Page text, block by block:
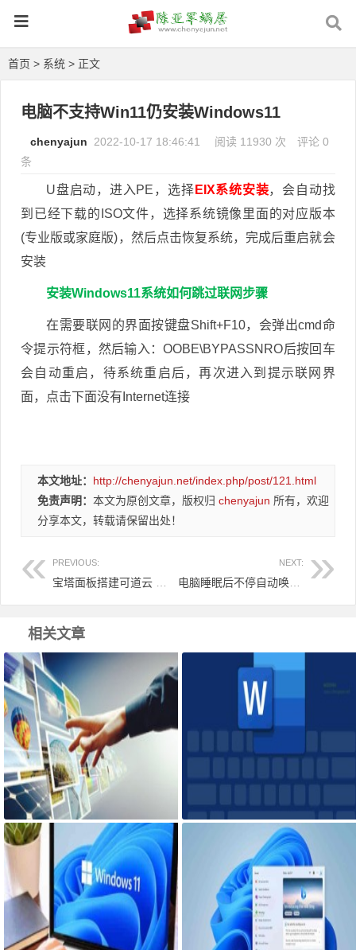
首页 > 系统 > 正文
电脑不支持Win11仍安装Windows11
chenyajun 2022-10-17 18:46:41 阅读 11930 次
评论 0
条
U盘启动，进入PE，选择 EIX系统安装，会自动找
到已经下载的ISO文件，选择系统镜像里面的对应版本
(专业版或家庭版)，然后点击恢复系统，完成后重启就会
安装
安装Windows11系统如何跳过联网步骤
在需要联网的界面按键盘Shift+F10，会弹出cmd命
令提示符框，然后输入：OOBE\BYPASSNRO后按回车
会自动重启，待系统重启后，再次进入到提示联网界
面，点击下面没有Internet连接
本文地址： http://chenyajun.net/index.php/post/121.html
免责声明： 本文为原创文章，版权归 chenyajun 所有，欢迎
分享本文，转载请保留出处！
PREVIOUS: NEXT:
电脑睡眠后不停自动唤醒亮屏
相关文章
一台笔记本电脑比台式机更容易崩
溃蓝屏经历
文本”功能快捷方式来了